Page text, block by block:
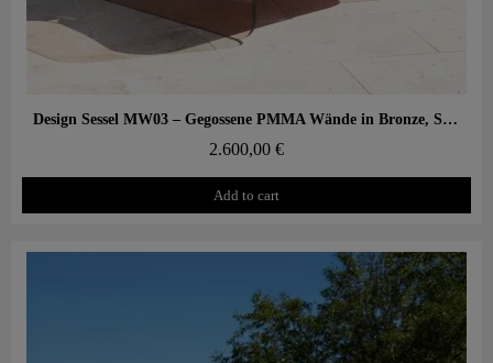
Aperçu rapide Design Sessel MW03 – Gegossene PMMA Wände in Bronze, Schaumstoffsitz mit Wabenstruktur
2.600,00 €
Add to cart